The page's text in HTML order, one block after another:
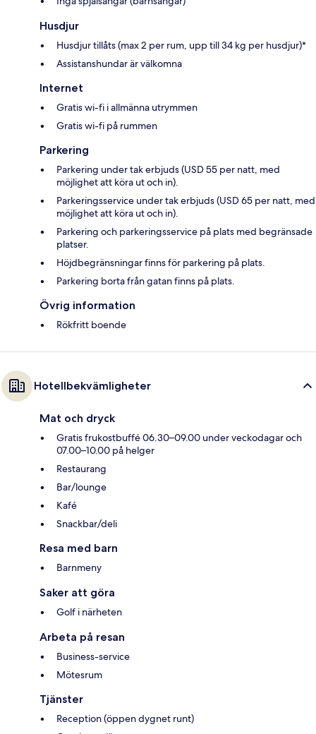
Husdjur
Husdjur tillåts (max 2 per rum, upp till 34 kg per husdjur)*
Assistanshundar är välkomna
Internet
Gratis wi-fi i allmänna utrymmen
Gratis wi-fi på rummen
Parkering
Parkering under tak erbjuds (USD 55 per natt, med
möjlighet att köra ut och in).
Parkeringsservice under tak erbjuds (USD 65 per natt, med
möjlighet att köra ut och in).
Parkering och parkeringsservice på plats med begränsade
platser.
Höjdbegränsningar finns för parkering på plats.
Parkering borta från gatan finns på plats.
Övrig information
Rökfritt boende
Hotellbekvämligheter
Mat och dryck
Gratis frukostbuffé 06.30–09.00 under veckodagar och
07.00–10.00 på helger
Restaurang
Bar/lounge
Kafé
Snackbar/deli
Resa med barn
Barnmeny
Saker att göra
Golf i närheten
Arbeta på resan
Business-service
Mötesrum
Tjänster
Reception (öppen dygnet runt)